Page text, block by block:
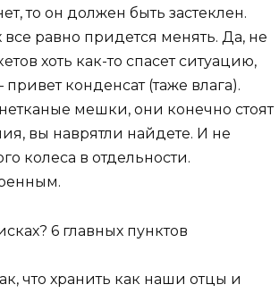
то он должен быть застеклен.
равно придется менять. Да, не
хоть как-то спасет ситуацию,
конденсат (таже влага).
мешки, они конечно стоят
вы наврятли найдете. И не
колеса в отдельности.
что хранить как наши отцы и